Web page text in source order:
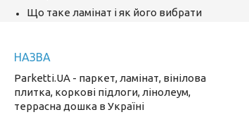
Що таке ламінат і як його вибрати
Parketti.UA - паркет, ламінат, вінілова
плитка, коркові підлоги, лінолеум,
террасна дошка в Україні